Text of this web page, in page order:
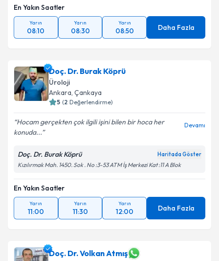
En Yakın Saatler
Yarın
08:10
Yarın
08:30
Yarın
08:50 Daha Fazla
Doç. Dr. Burak Köprü
Üroloji
Ankara, Çankaya
5 (2 Değerlendirme)
Hocam gerçekten çok ilgili işini bilen bir hoca her
konuda...
Devamı
Doç. Dr. Burak Köprü Haritada Göster
Kızılırmak Mah. 1450. Sok . No :3-53 ATM İş Merkezi Kat :11 A Blok
En Yakın Saatler
Yarın
11:00
Yarın
11:30
Yarın
12:00 Daha Fazla
Doç. Dr. Volkan Atmış